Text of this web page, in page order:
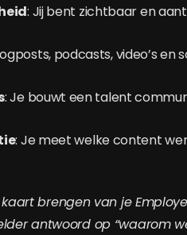
: Jij bent zichtbaar en
podcasts, video’s
: Je bouwt een talent
: Je meet welke content
brengen van je
antwoord op “waarom